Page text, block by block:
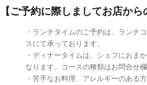
【ご予約に際しましてお店から
・ランチタイムのご予約は、ランチ
スにて承っております。
・ディナータイムは、シェフにおま
なります。コースの種類はお問合せ
・苦手なお料理、アレルギーのある